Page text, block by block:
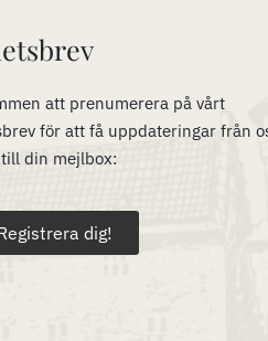
att prenumerera på vårt
för att få uppdateringar från
din mejlbox:
dig!